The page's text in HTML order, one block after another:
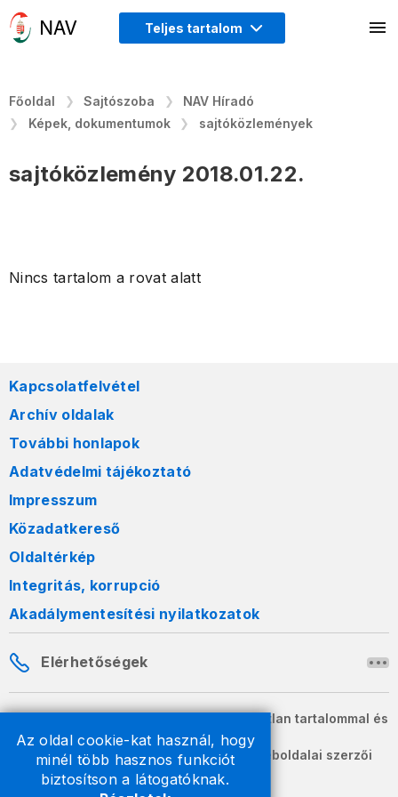
Az oldal cookie-kat használ, hogy
minél több hasznos funkciót
biztosítson a látogatóknak.
Teljes tartalom
Főoldal Sajtószoba
NAV Híradó
Képek, dokumentumok
sajtóközlemények
sajtóközlemény 2018.01.22.
Nincs tartalom a rovat alatt
Kapcsolatfelvétel
Archív oldalak
További honlapok
Adatvédelmi tájékoztató
Impresszum
Közadatkereső
Oldaltérkép
Integritás, korrupció
Akadálymentesítési nyilatkozatok
Elérhetőségek
A honlapon szereplő információk változatlan tartalommal és
formában szabadon terjeszthetők.
2026 © A Nemzeti Adó- és Vámhivatal weboldalai szerzői
jogvédelem alatt állnak.